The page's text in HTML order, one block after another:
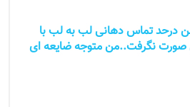
قبل من درحد تماس دهانی لب به لب با
نگرفت..من متوجه ضایعه ای